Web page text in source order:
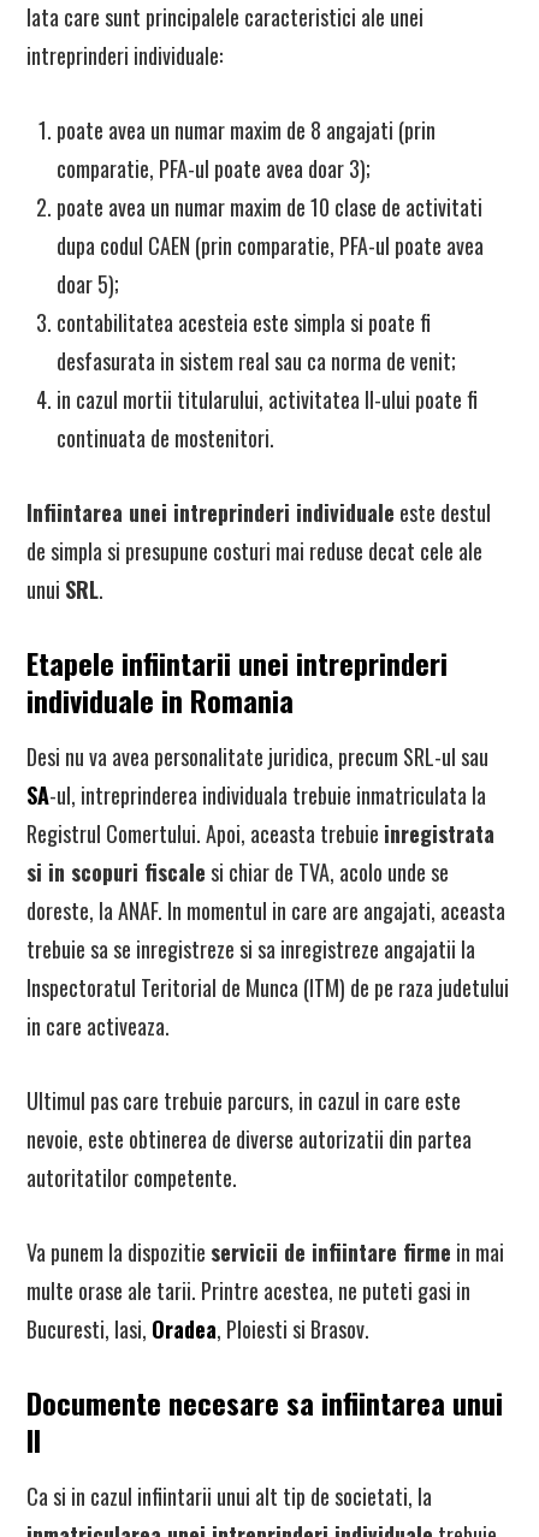
Iata care sunt principalele caracteristici ale unei
intreprinderi individuale:
poate avea un numar maxim de 8 angajati (prin
comparatie, PFA-ul poate avea doar 3);
poate avea un numar maxim de 10 clase de activitati
dupa codul CAEN (prin comparatie, PFA-ul poate avea
doar 5);
contabilitatea acesteia este simpla si poate fi
desfasurata in sistem real sau ca norma de venit;
in cazul mortii titularului, activitatea II-ului poate fi
continuata de mostenitori.
Infiintarea unei intreprinderi individuale este destul
de simpla si presupune costuri mai reduse decat cele ale
unui SRL.
Etapele infiintarii unei intreprinderi
individuale in Romania
Desi nu va avea personalitate juridica, precum SRL-ul sau
SA-ul, intreprinderea individuala trebuie inmatriculata la
Registrul Comertului. Apoi, aceasta trebuie inregistrata
si in scopuri fiscalesi chiar de TVA, acolo unde se
doreste, la ANAF. In momentul in care are angajati, aceasta
trebuie sa se inregistreze si sa inregistreze angajatii la
Inspectoratul Teritorial de Munca (ITM) de pe raza judetului
in care activeaza.
Ultimul pas care trebuie parcurs, in cazul in care este
nevoie, este obtinerea de diverse autorizatii din partea
autoritatilor competente.
Va punem la dispozitie servicii de infiintare firme in mai
multe orase ale tarii. Printre acestea, ne puteti gasi in
Bucuresti, Iasi, Oradea, Ploiesti si Brasov.
Documente necesare sa infiintarea unui
II
Ca si in cazul infiintarii unui alt tip de societati, la